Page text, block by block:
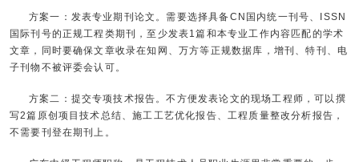
方案一：发表专业期刊论文。需要选择具备CN国内统一刊号、ISSN
国际刊号的正规工程类期刊，至少发表1篇和本专业工作内容匹配的学术
文章，同时要确保文章收录在知网、万方等正规数据库，增刊、特刊、电
子刊物不被评委会认可。
方案二：提交专项技术报告。不方便发表论文的现场工程师，可以撰
写2篇原创项目技术总结、施工工艺优化报告、工程质量整改分析报告，
不需要刊登在期刊上。